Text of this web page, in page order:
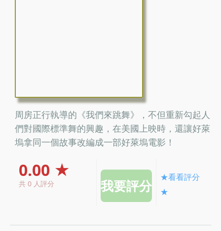
周房正行執導的《我們來跳舞》，不但重新勾起人
們對國際標準舞的興趣，在美國上映時，還讓好萊
塢拿同一個故事改編成一部好萊塢電影！
0.00 ★
共 0 人評分
★看看評分
★